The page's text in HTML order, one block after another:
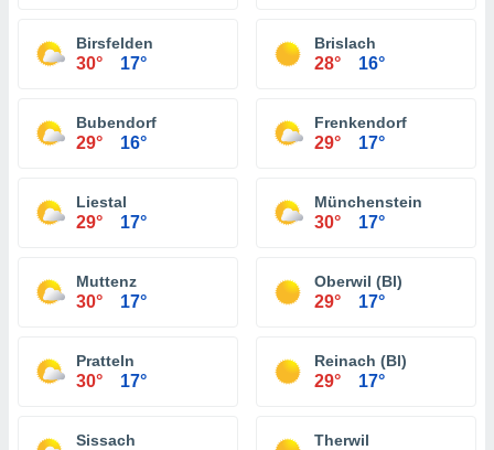
Birsfelden
30° 17°
Brislach
28° 16°
Bubendorf
29° 16°
Frenkendorf
29° 17°
Liestal
29° 17°
Münchenstein
30° 17°
Muttenz
30° 17°
Oberwil (Bl)
29° 17°
Pratteln
30° 17°
Reinach (Bl)
29° 17°
Sissach Therwil